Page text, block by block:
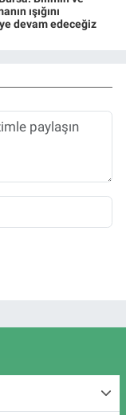
ışığını
devam edeceğiz